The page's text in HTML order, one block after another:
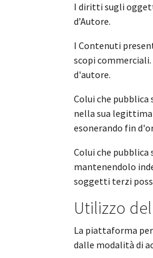
I diritti sugli
d’Autore.
I Contenuti
scopi
d'autore.
Colui che
nella sua
esonerando fin
Colui che
mantenendolo
soggetti terzi
Utilizzo
La piattaforma
dalle modalità di